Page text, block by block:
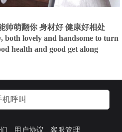
帅萌翻你 身材好 健康好相处
both lovely and handsome to turn
health and good get along
机呼叫
用户协议 客服管理